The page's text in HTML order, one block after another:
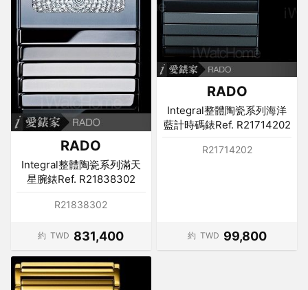
RADO
Integral整體陶瓷系列滿天
星腕錶Ref. R21838302
R21838302
約 TWD 831,400
RADO
Integral整體陶瓷系列海洋
藍計時碼錶Ref. R21714202
R21714202
約 TWD 99,800